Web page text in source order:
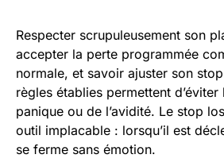
Respecter scrupuleusement son
accepter la perte programmée
normale, et savoir ajuster son
règles établies permettent
panique ou de l’avidité. Le stop
outil implacable : lorsqu’il est
se ferme sans émotion.